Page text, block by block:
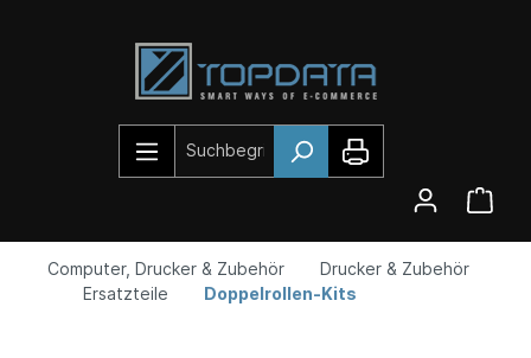
Computer, Drucker & Zubehör
Drucker & Zubehör
Ersatzteile
Doppelrollen-Kits